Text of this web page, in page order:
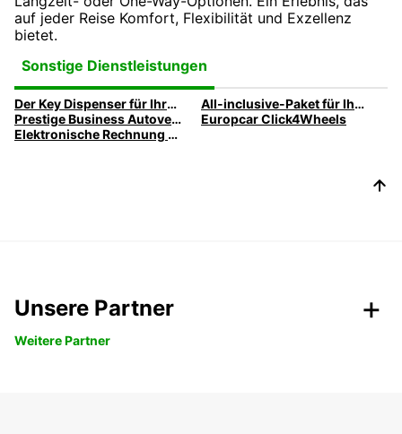
auf jeder Reise Komfort, Flexibilität und Exzellenz
bietet.
Sonstige Dienstleistungen
Der Key Dispenser für Ihre Geschäftsreise
All-inclusive-Paket für Ihre Geschäftsreise
Prestige Business Autovermietung
Europcar Click4Wheels
Elektronische Rechnung von Europcar
Unsere Partner
Weitere Partner